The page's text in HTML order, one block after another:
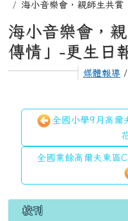
海小音樂會，親師生共賞
海小音樂會，
傳情」-更生日
媒體報導
全國小學9月高爾
全國業餘高爾夫東區
左邊區域內容
校刊